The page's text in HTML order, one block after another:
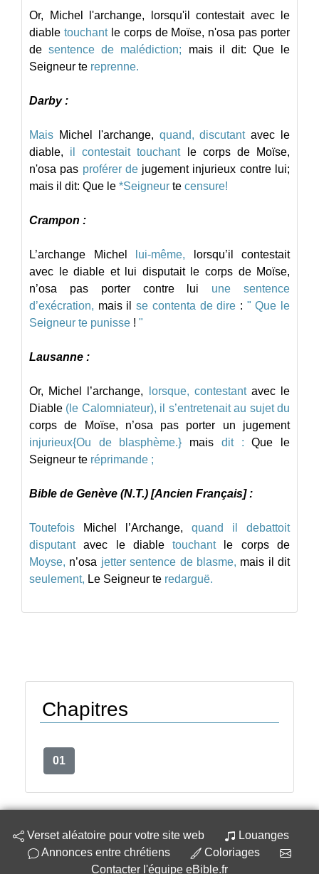
Or, Michel l'archange, lorsqu'il contestait avec
le
diable touchant le corps de Moïse, n'osa pas porter
de sentence de malédiction; mais il dit: Que
le
Seigneur te reprenne.
Darby :
Mais Michel l'archange, quand, discutant avec
le
diable,
il contestait touchant le corps de
Moïse,
n'osa pas proférer de jugement injurieux contre
lui;
mais il dit: Que le *Seigneur te censure!
Crampon :
L’archange Michel lui-même, lorsqu’il
contestait
avec
le diable et lui disputait le corps de Moïse,
n’osa
pas porter contre lui une
sentence
d’exécration, mais il se contenta de dire : " Que le
Seigneur te punisse ! "
Lausanne :
Or, Michel l’archange, lorsque, contestant avec
le
Diable (le Calomniateur), il s’entretenait au sujet du
corps
de Moïse, n’osa pas porter un
jugement
injurieux{Ou
de blasphème.} mais dit : Que
le
Seigneur te réprimande ;
Bible de Genève (N.T.) [Ancien Français] :
Toutefois Michel l’Archange, quand il
debattoit
disputant
avec le diable touchant le corps
de
Moyse, n’osa jetter sentence de blasme, mais il dit
seulement, Le Seigneur te redarguë.
Chapitres
01
Verset aléatoire pour votre site web
Louanges
Annonces entre chrétiens
Coloriages
Contacter l'équipe eBible.fr